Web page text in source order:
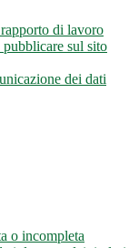
di lavoro
sul sito
dei dati
o incompleta